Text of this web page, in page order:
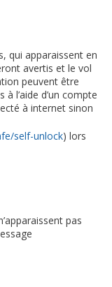
qui apparaissent en
avertis et le vol
peuvent être
l’aide d’un compte
à internet sinon
self-unlock) lors
pas